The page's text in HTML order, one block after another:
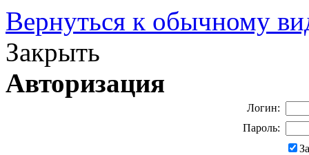
Вернуться к обычному
Закрыть
Авторизация
Логин:
Пароль: